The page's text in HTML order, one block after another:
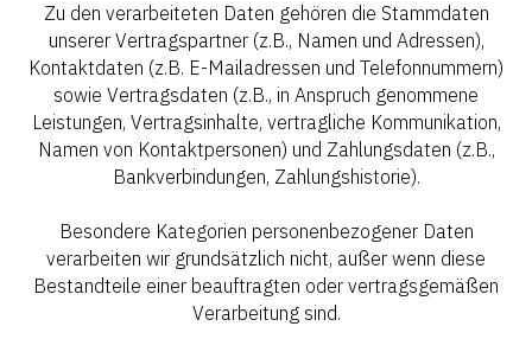
Zu den verarbeiteten Daten gehören die Stammdaten
unserer Vertragspartner (z.B., Namen und Adressen),
Kontaktdaten (z.B. E-Mailadressen und Telefonnummern)
sowie Vertragsdaten (z.B., in Anspruch genommene
Leistungen, Vertragsinhalte, vertragliche Kommunikation,
Namen von Kontaktpersonen) und Zahlungsdaten (z.B.,
Bankverbindungen, Zahlungshistorie).
Besondere Kategorien personenbezogener Daten
verarbeiten wir grundsätzlich nicht, außer wenn diese
Bestandteile einer beauftragten oder vertragsgemäßen
Verarbeitung sind.